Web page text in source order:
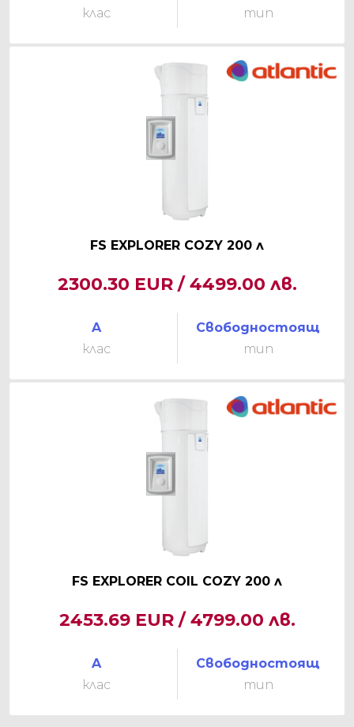
клас
тип
FS EXPLORER COZY 200 л
2300.30 EUR / 4499.00 лв.
A
клас
Свободностоящ
тип
FS EXPLORER COIL COZY 200 л
2453.69 EUR / 4799.00 лв.
A
клас
Свободностоящ
тип